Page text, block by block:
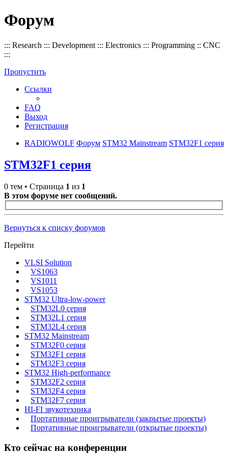
Форум
::: Research ::: Development ::: Electronics ::: Programming :: CNC
:::
Пропустить
Ссылки
FAQ
Выход
Регистрация
RADIOWOLF Форум STM32 Mainstream STM32F1 серия
STM32F1 серия
0 тем • Страница 1 из 1
В этом форуме нет сообщений.
Вернуться к списку форумов
Перейти
VLSI Solution
VS1063
VS1011
VS1053
STM32 Ultra-low-power
STM32L0 серия
STM32L1 серия
STM32L4 серия
STM32 Mainstream
STM32F0 серия
STM32F1 серия
STM32F3 серия
STM32 High-performance
STM32F2 серия
STM32F4 серия
STM32F7 серия
HI-FI звукотехника
Портативные проигрыватели (закрытые проекты)
Портативные проигрыватели (открытые проекты)
Кто сейчас на конференции